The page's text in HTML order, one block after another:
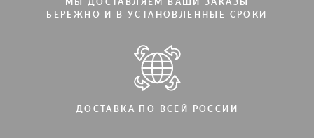
БЕРЕЖНО И В УСТАНОВЛЕННЫЕ СРОКИ
ДОСТАВКА ПО ВСЕЙ РОССИИ